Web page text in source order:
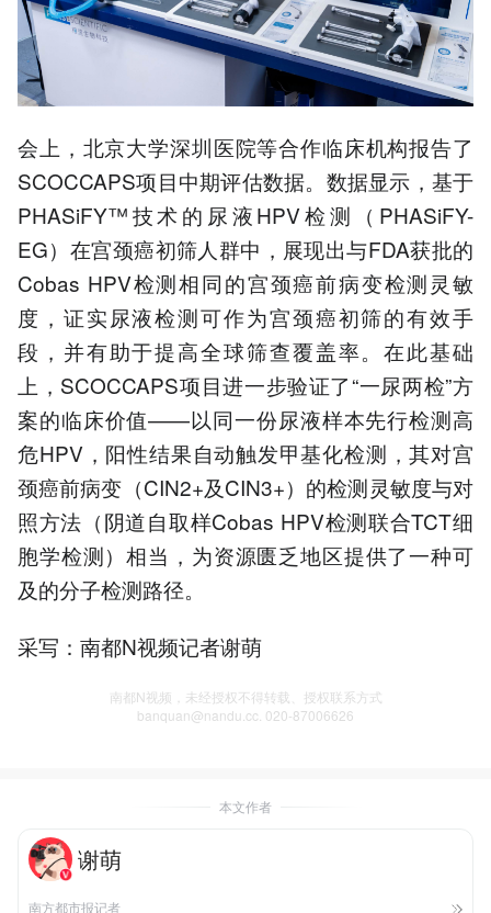
会上，北京大学深圳医院等合作临床机构报告了
SCOCCAPS项目中期评估数据。数据显示，基于
PHASiFY™技术的尿液HPV检测（PHASiFY-
EG）在宫颈癌初筛人群中，展现出与FDA获批的
Cobas HPV检测相同的宫颈癌前病变检测灵敏
度，证实尿液检测可作为宫颈癌初筛的有效手
段，并有助于提高全球筛查覆盖率。在此基础
上，SCOCCAPS项目进一步验证了“一尿两检”方
案的临床价值——以同一份尿液样本先行检测高
危HPV，阳性结果自动触发甲基化检测，其对宫
颈癌前病变（CIN2+及CIN3+）的检测灵敏度与对
照方法（阴道自取样Cobas HPV检测联合TCT细
胞学检测）相当，为资源匮乏地区提供了一种可
及的分子检测路径。
采写：南都N视频记者谢萌
南都N视频，未经授权不得转载、授权联系方式
banquan@nandu.cc. 020-87006626
本文作者
谢萌
南方都市报记者